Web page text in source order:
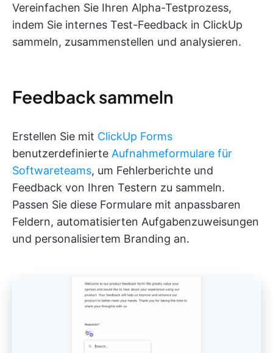
Vereinfachen Sie Ihren Alpha-Testprozess,
indem Sie internes Test-Feedback in ClickUp
sammeln, zusammenstellen und analysieren.
Feedback sammeln
Erstellen Sie mit ClickUp Forms
benutzerdefinierte Aufnahmeformulare für
Softwareteams, um Fehlerberichte und
Feedback von Ihren Testern zu sammeln.
Passen Sie diese Formulare mit anpassbaren
Feldern, automatisierten Aufgabenzuweisungen
und personalisiertem Branding an.